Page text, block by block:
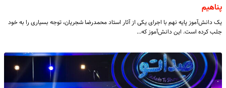
پناهیم
یک دانش‌آموز پایه نهم با اجرای یکی از آثار استاد محمدرضا شجریان، توجه بسیاری را به خود
جلب کرده است. این دانش‌آموز که…